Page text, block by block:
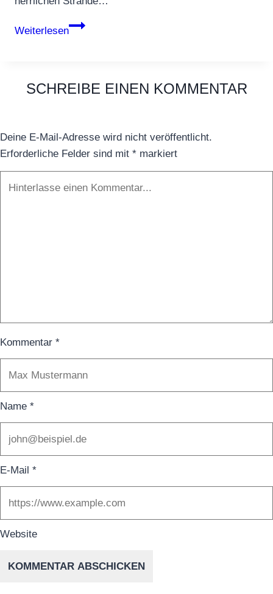
Weiterlesen
Städte
Korsika
SCHREIBE EINEN KOMMENTAR
Deine E-Mail-Adresse wird nicht veröffentlicht.
Erforderliche Felder sind mit * markiert
Kommentar *
Name *
E-Mail *
Website